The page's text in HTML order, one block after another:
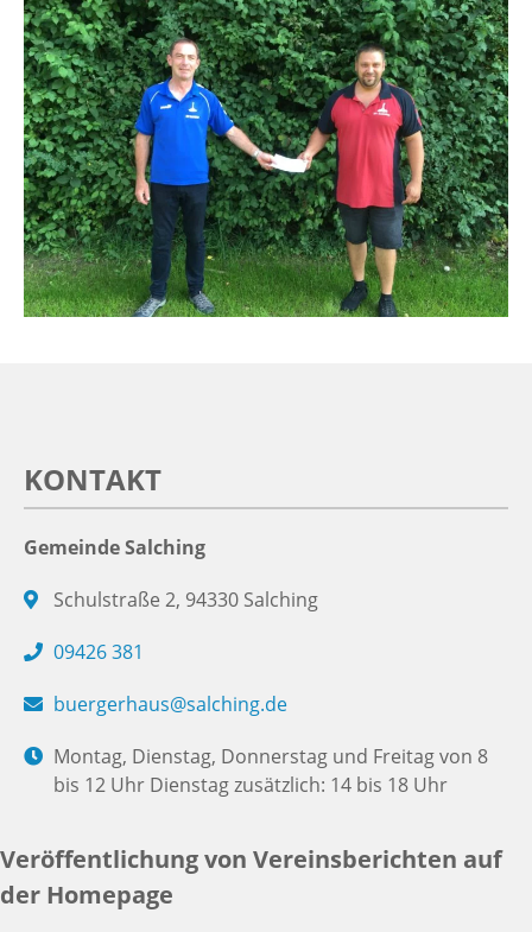
KONTAKT
Gemeinde Salching
Schulstraße 2, 94330 Salching
09426 381
buergerhaus@salching.de
Montag, Dienstag, Donnerstag und Freitag von 8
bis 12 Uhr Dienstag zusätzlich: 14 bis 18 Uhr
Veröffentlichung von Vereinsberichten auf
der Homepage